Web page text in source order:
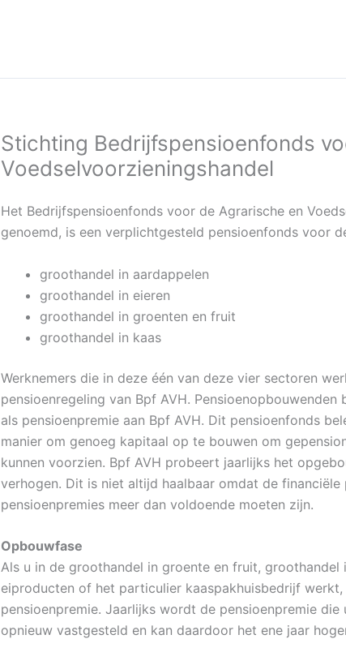
Stichting Bedrijfspensioenfonds
Voedselvoorzieningshandel
Het Bedrijfspensioenfonds voor de Agrarische en
genoemd, is een verplichtgesteld pensioenfonds voor
groothandel in aardappelen
groothandel in eieren
groothandel in groenten en fruit
groothandel in kaas
Werknemers die in deze één van deze vier sectoren
pensioenregeling van Bpf AVH.
als pensioenpremie aan Bpf AVH. Dit pensioenfonds
manier om genoeg kapitaal op te bouwen om
kunnen voorzien. Bpf AVH probeert jaarlijks het
verhogen. Dit is niet altijd haalbaar omdat de
pensioenpremies meer dan voldoende moeten zijn.
Opbouwfase
Als u in de groothandel in groente en fruit, groothandel
eiproducten of het particulier kaaspakhuisbedrijf
pensioenpremie. Jaarlijks wordt de pensioenpremie
opnieuw vastgesteld en kan daardoor het ene jaar